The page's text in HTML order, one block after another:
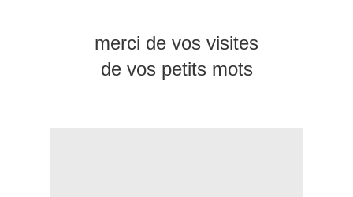
merci de vos visites
de vos petits mots